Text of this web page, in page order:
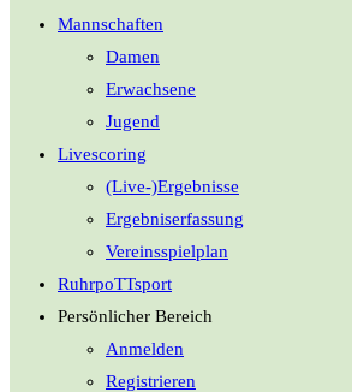
Mannschaften
Damen
Erwachsene
Jugend
Livescoring
(Live-)Ergebnisse
Ergebniserfassung
Vereinsspielplan
RuhrpoTTsport
Persönlicher Bereich
Anmelden
Registrieren